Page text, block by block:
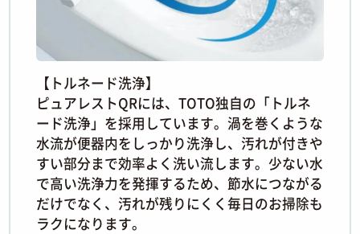
【トルネード洗浄】
ピュアレストQRには、TOTO独自の「トルネ
ード洗浄」を採用しています。渦を巻くような
水流が便器内をしっかり洗浄し、汚れが付きや
すい部分まで効率よく洗い流します。少ない水
で高い洗浄力を発揮するため、節水につながる
だけでなく、汚れが残りにくく毎日のお掃除も
ラクになります。